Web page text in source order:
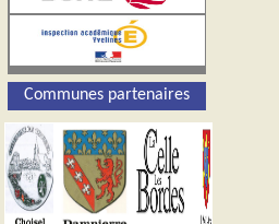
Communes partenaires